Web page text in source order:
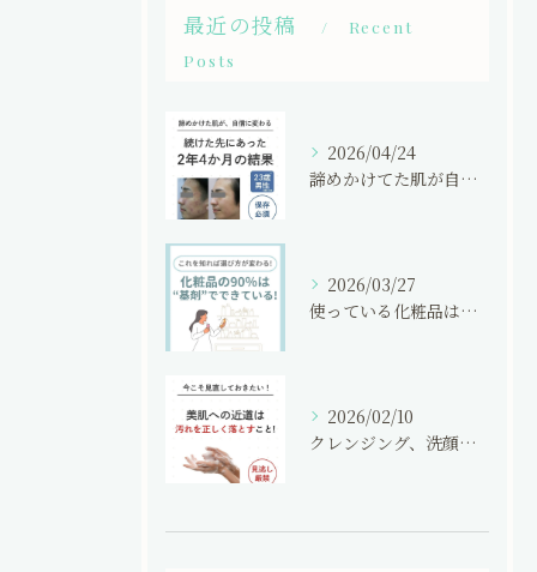
最近の投稿
Recent
Posts
2026/04/24
諦めかけてた肌が自信にかわる！
2026/03/27
使っている化粧品は大丈夫？
2026/02/10
クレンジング、洗顔の仕方間違ってませんか？